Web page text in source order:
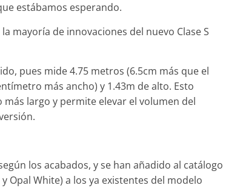
estábamos esperando.
mayoría de innovaciones del nuevo Clase S
pues mide 4.75 metros (6.5cm más que el
más ancho) y 1.43m de alto. Esto
largo y permite elevar el volumen del
los acabados, y se han añadido al catálogo
Opal White) a los ya existentes del modelo
Joschelito 0
lujo desde
mospotter84
Clásicos
20 años del Porsche
Cayenne